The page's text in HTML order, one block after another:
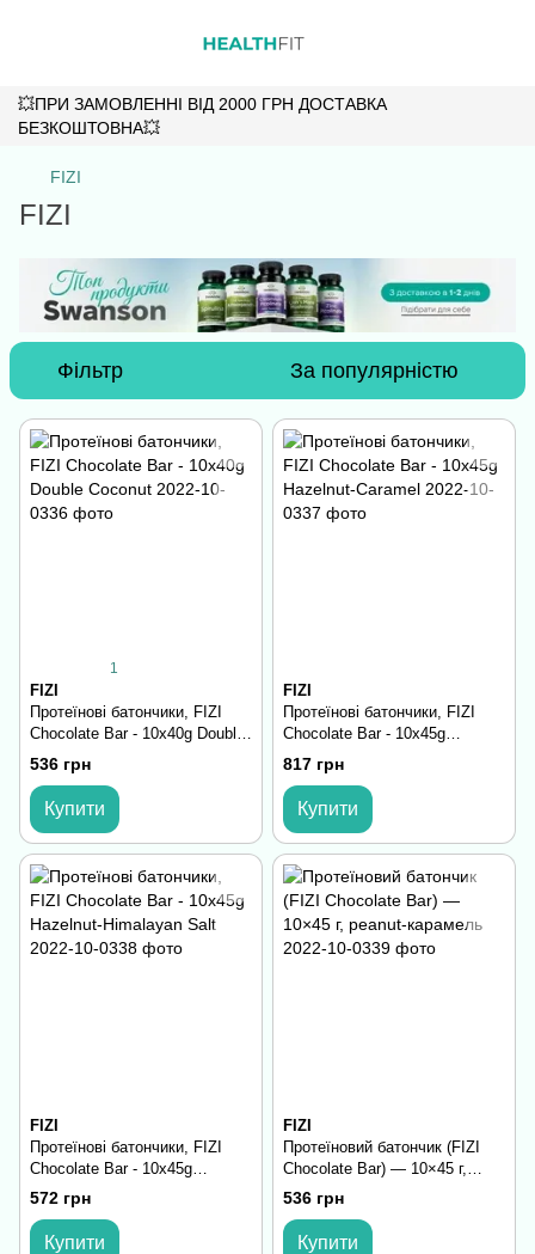
💥ПРИ ЗАМОВЛЕННІ ВІД 2000 ГРН ДОСТАВКА
БЕЗКОШТОВНА💥
FIZI
FIZI
Фільтр За популярністю
1
FIZI
Протеїнові батончики, FIZI
Chocolate Bar - 10х40g Double
Coconut
536 грн
Купити
FIZI
Протеїнові батончики, FIZI
Chocolate Bar - 10х45g
Hazelnut-Caramel
817 грн
Купити
FIZI
Протеїнові батончики, FIZI
Chocolate Bar - 10х45g
Hazelnut-Himalayan Salt
572 грн
Купити
FIZI
Протеїновий батончик (FIZI
Chocolate Bar) — 10×45 г,
peanut-карамель
536 грн
Купити